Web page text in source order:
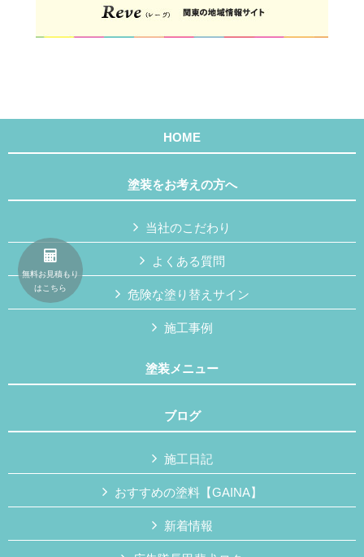
HOME
塗装をお考えの方へ
当社のこだわり
よくある質問
危険な塗り替えサイン
施工事例
塗装メニュー
ブログ
施工日記
おすすめの塗料【GAINA】
新着情報
無料お見積もり
はこちら